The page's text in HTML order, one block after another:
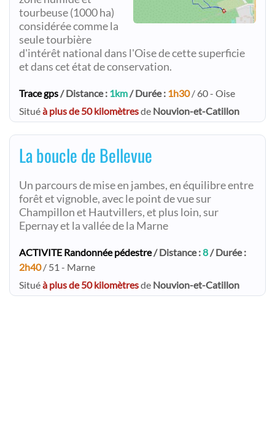
tourbeuse (1000 ha)
considérée comme la
seule tourbière
d'intérêt national dans l'Oise de cette superficie
et dans cet état de conservation.
Trace gps/ Distance : 1km/ Durée : 1h30/ 60 - Oise
Situéà plus de 50 kilomètresde Nouvion-et-Catillon
La boucle de Bellevue
Un parcours de mise en jambes, en équilibre entre
forêt et vignoble, avec le point de vue sur
Champillon et Hautvillers, et plus loin, sur
Epernay et la vallée de la Marne
ACTIVITE Randonnée pédestre/ Distance :8/ Durée :
2h40/ 51 - Marne
Situéà plus de 50 kilomètresde Nouvion-et-Catillon